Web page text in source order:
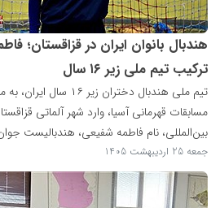
هندبال بانوان ایران در قزاقستان؛
ترکیب تیم ملی زیر ۱۶ سال
تیم ملی هندبال
مسابقات قهرمانی آسیا، وارد شهر آلماتی
بین‌المللی، نام فاطمه شفیعی، هندبالیست
جمعه 25 اردیبهشت 1405